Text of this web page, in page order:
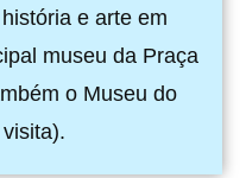
e arte em
museu da Praça
o Museu do